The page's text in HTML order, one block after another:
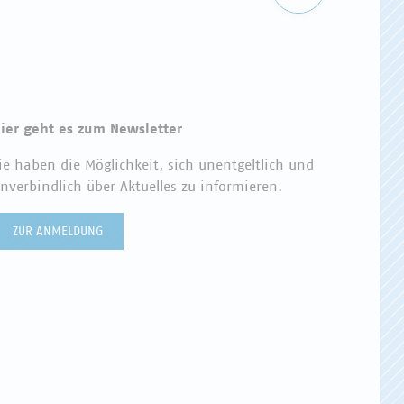
geht es zum Newsletter
haben die Möglichkeit, sich unentgeltlich und
über Aktuelles zu informieren.
ZUR ANMELDUNG